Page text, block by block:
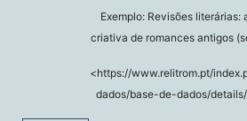
Exemplo: Revisões literárias:
criativa de romances antigos
<https://www.relitrom.pt/
dados/base-de-dados/